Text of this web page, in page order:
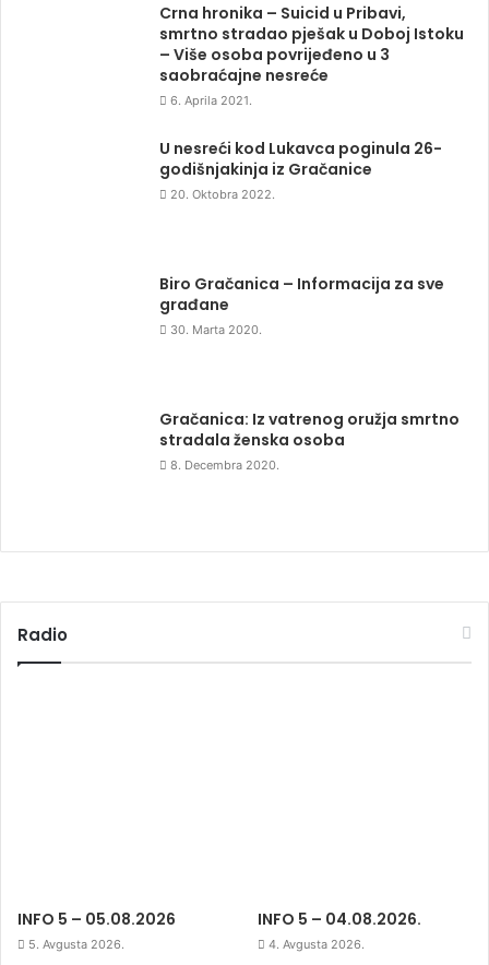
Crna hronika – Suicid u Pribavi,
smrtno stradao pješak u Doboj Istoku
– Više osoba povrijeđeno u 3
saobraćajne nesreće
6. Aprila 2021.
U nesreći kod Lukavca poginula 26-
godišnjakinja iz Gračanice
20. Oktobra 2022.
Biro Gračanica – Informacija za sve
građane
30. Marta 2020.
Gračanica: Iz vatrenog oružja smrtno
stradala ženska osoba
8. Decembra 2020.
Radio
INFO 5 – 05.08.2026
5. Avgusta 2026.
INFO 5 – 04.08.2026.
4. Avgusta 2026.